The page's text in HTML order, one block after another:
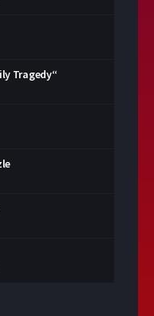
Tragedy“